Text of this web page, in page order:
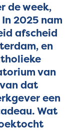
de week,
2025 nam
afscheid
en
van
dat
een
Wat